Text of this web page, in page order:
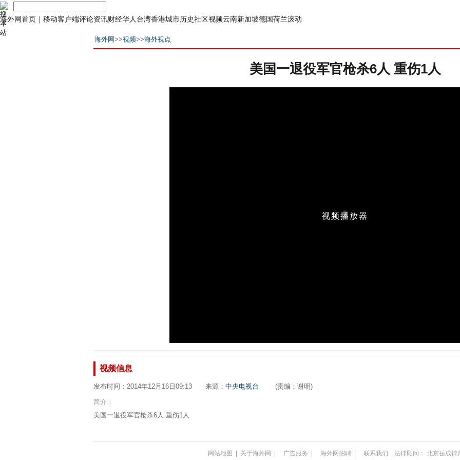
海外网首页 ｜ 移动客户端评论资讯财经华人 台湾香港城市历史社区视频云南新加坡德国荷兰滚动
海外网>>视频>>海外视点
美国一退役军官枪杀6人 重伤1人
视频信息
发布时间：2014年12月16日09:13 来源： 中央电视台 (责编：谢明)
简介：
美国一退役军官枪杀6人 重伤1人
网站地图 | 关于海外网 | 广告服务 | 海外网招聘 | 联系我们 | 法律顾问： 北京岳成律